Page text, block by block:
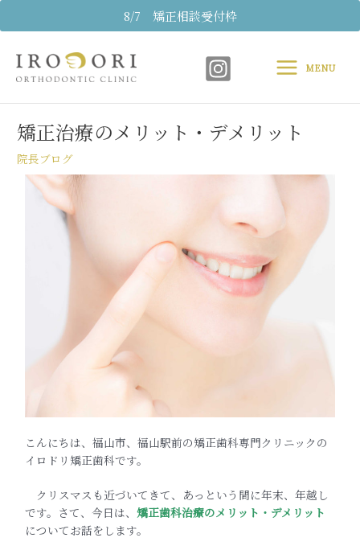
8/7 矯正相談受付枠
容
MenuMENU
矯正治療のメリット・デメリット
院長ブログ
こんにちは、福山市、福山駅前の矯正歯科専門クリニックの
イロドリ矯正歯科です。
クリスマスも近づいてきて、あっという間に年末、年越し
です。さて、今日は、矯正歯科治療のメリット・デメリット
についてお話をします。